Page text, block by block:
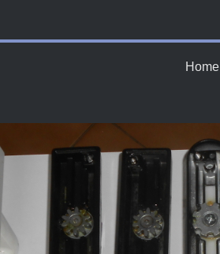
Home